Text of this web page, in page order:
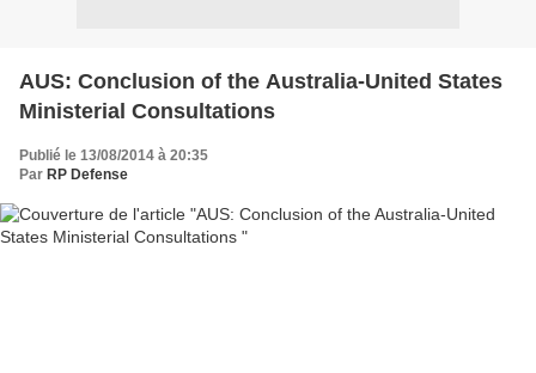
AUS: Conclusion of the Australia-United States
Ministerial Consultations
Publié le 13/08/2014 à 20:35
Par RP Defense